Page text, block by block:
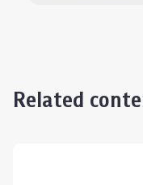
Related